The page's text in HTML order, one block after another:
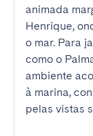
animada
Henrique,
o mar. Para
como o
ambiente
à marina,
pelas vistas